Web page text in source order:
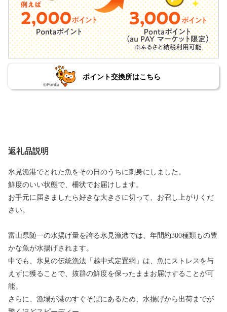
ポイント交換所はこちら
返礼品説明
氷見漁港でとれた魚をその日のうちに刺身にしました。
鮮度のいい状態で、柵状でお届けします。
お手元に届きましたら好きな大きさに切って、お召し上がりくだ
さい。
富山県随一の水揚げ量を誇る氷見漁港では、年間約300種類もの豊
かな魚が水揚げされます。
中でも、氷見の伝統漁法「越中式定置網」は、魚にストレスを与
えずに獲ることで、抜群の鮮度を保ったままお届けすることが可
能。
さらに、漁場が港のすぐそばにあるため、水揚げから出荷までが